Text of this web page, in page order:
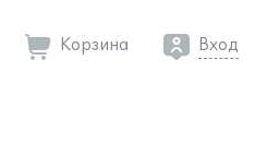
Корзина Вход